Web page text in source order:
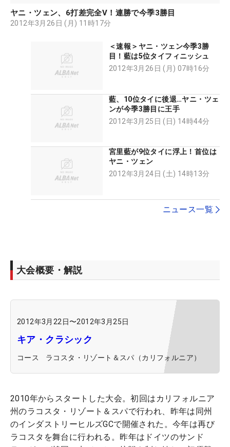
ヤニ・ツェン、6打差完全V！連勝で今季3勝目
2012年3月26日 (月) 11時17分
＜速報＞ヤニ・ツェン今季3勝
目！藍は5位タイフィニッシュ
2012年3月26日 (月) 07時16分
藍、10位タイに後退…ヤニ・ツェ
ンが今季3勝目に王手
2012年3月25日 (日) 14時44分
宮里藍が9位タイに浮上！首位は
ヤニ・ツェン
2012年3月24日 (土) 14時13分
ニュース一覧
大会概要・解説
2012年3月22日〜2012年3月25日
キア・クラシック
コース ラコスタ・リゾート＆スパ（カリフォルニア）
2010年からスタートした大会。初回はカリフォルニア
州のラコスタ・リゾート＆スパで行われ、昨年は同州
のインダストリーヒルズGCで開催された。今年は再び
ラコスタを舞台に行われる。昨年はドイツのサンド